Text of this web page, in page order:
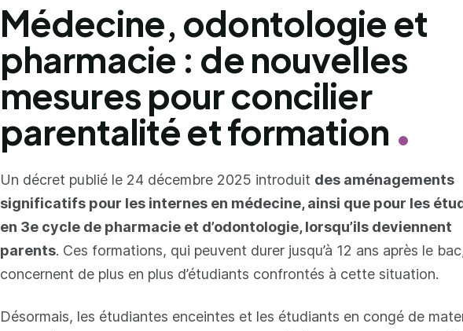
Médecine, odontologie et
pharmacie : de nouvelles
mesures pour concilier
parentalité et formation
Un décret publié le 24 décembre 2025 introduit des aménagements
significatifs pour les internes en médecine, ainsi que pour les
en 3e cycle de pharmacie et d’odontologie, lorsqu’ils deviennent
parents. Ces formations, qui peuvent durer jusqu’à 12 ans après le
concernent de plus en plus d’étudiants confrontés à cette situation.
Désormais, les étudiantes enceintes et les étudiants en congé de